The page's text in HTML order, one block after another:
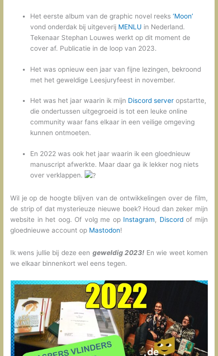
Het eerste album van de graphic novel reeks‘Moon’
vond onderdak bij uitgeverij MENLU in Nederland.
Tekenaar Stephan Louwes werkt op dit moment de
cover af. Publicatie in de loop van 2023.
Het was opnieuw een jaar van fijne lezingen, bekroond
met het geweldige Leesjuryfeest in november.
Het was het jaar waarin ik mijn Discord server opstartte,
die ondertussen uitgegroeid is tot een leuke online
community waar fans elkaar in een veilige omgeving
kunnen ontmoeten.
En 2022 was ook het jaar waarin ik een gloednieuw
manuscript afwerkte. Maar daar ga ik lekker nog niets
over verklappen.
Wil je op de hoogte blijven van de ontwikkelingen over de film,
de strip of dat mysterieuze nieuwe boek? Houd dan zeker mijn
website in het oog. Of volg me op Instagram, Discordof mijn
gloednieuwe account op Mastodon!
Ik wens jullie bij deze een geweldig 2023!En wie weet komen
we elkaar binnenkort wel eens tegen.